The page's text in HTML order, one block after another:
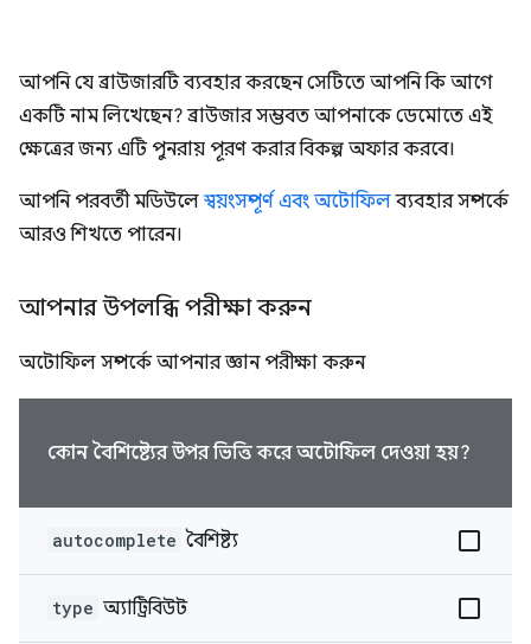
আপনি যে ব্রাউজারটি ব্যবহার করছেন সেটিতে আপনি কি আগে
একটি নাম লিখেছেন? ব্রাউজার সম্ভবত আপনাকে ডেমোতে এই
ক্ষেত্রের জন্য এটি পুনরায় পূরণ করার বিকল্প অফার করবে।
আপনি পরবর্তী মডিউলেস্বয়ংসম্পূর্ণ এবং অটোফিলব্যবহার সম্পর্কে
আরও শিখতে পারেন।
আপনার উপলব্ধি পরীক্ষা করুন
অটোফিল সম্পর্কে আপনার জ্ঞান পরীক্ষা করুন
কোন বৈশিষ্ট্যের উপর ভিত্তি করে অটোফিল দেওয়া হয়?
autocomplete বৈশিষ্ট্য
type অ্যাট্রিবিউট